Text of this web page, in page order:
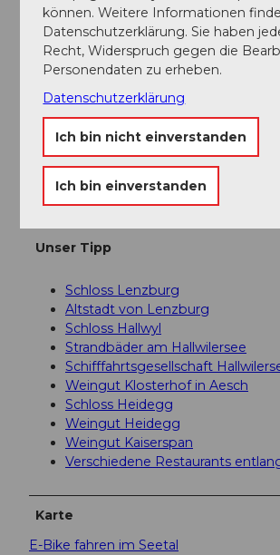
+41 (0)41 920 45 29
www.seetaltourismus.ch
Autor:in
Seetal Tourismus
Organisation
Seetal Tourismus
Unser Tipp
Schloss Lenzburg
Altstadt von Lenzburg
Schloss Hallwyl
Strandbäder am Hallwilersee
Schifffahrtsgesellschaft
Weingut Klosterhof in Aesch
Schloss Heidegg
Weingut Heidegg
Weingut Kaiserspan
Verschiedene Restaurants
Karte
E-Bike fahren im Seetal
können. Weitere Informationen
Datenschutzerklärung. Sie haben
Recht, Widerspruch gegen die
Personendaten zu erheben.
Datenschutzerklärung
Ich bin nicht einverstanden
Ich bin einverstanden